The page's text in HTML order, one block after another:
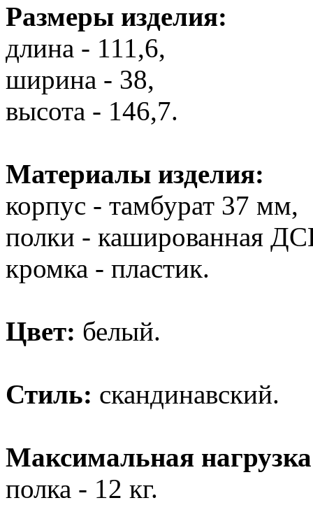
Размеры изделия:
длина - 111,6,
ширина - 38,
высота - 146,7.
Материалы изделия:
корпус - тамбурат 37 мм,
полки - кашированная
кромка - пластик.
Цвет: белый.
Стиль: скандинавский.
Максимальная
полка - 12 кг.